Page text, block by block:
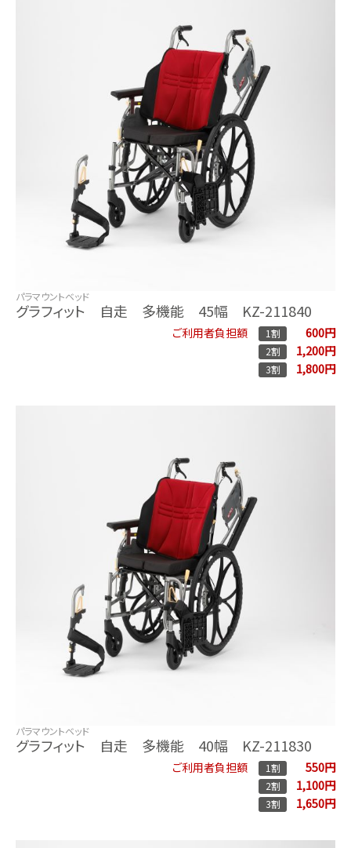
パラマウントベッド
グラフィット 自走 多機能 45幅 KZ-211840
ご利用者負担額 1割 600円
2割 1,200円
3割 1,800円
パラマウントベッド
グラフィット 自走 多機能 40幅 KZ-211830
ご利用者負担額 1割 550円
2割 1,100円
3割 1,650円